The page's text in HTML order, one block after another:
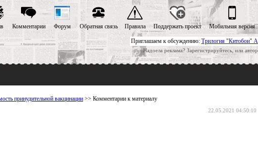
Приглашаем к обсуждению: Трилогия "Китобои"
Надоела реклама? Зарегистрируйтесь, или
Комментарии Форум Обратная связь Правила Поддержать проект Мобильная версия
принудительной вакцинации >> Комментарии к материалу
22.05.2021 04:50:10